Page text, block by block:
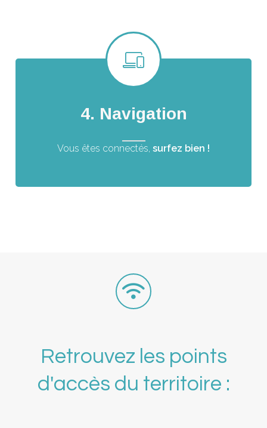
4. Navigation
Vous êtes connectés, surfez bien !
Retrouvez les points
d'accès du territoire :